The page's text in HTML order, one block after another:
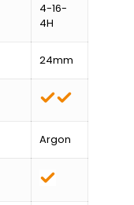
4-16-
4H
24mm
Argon